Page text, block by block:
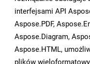
interfejsami API
Aspose.PDF,
Aspose.Diagram,
Aspose.HTML,
plików